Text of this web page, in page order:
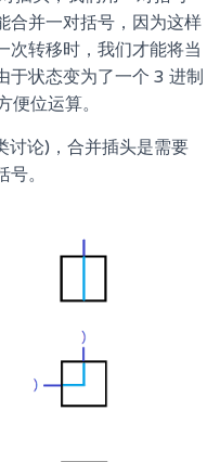
合并一对括号，因为这样
次转移时，我们才能将当
于状态变为了一个 3 进制
位运算。
讨论)，合并插头是需要
。